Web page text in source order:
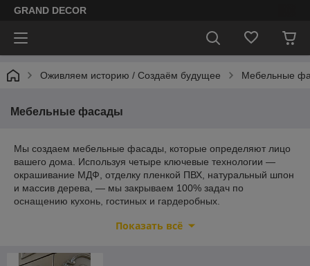
GRAND DECOR
Оживляем историю / Cоздаём будущее Мебельные
Мебельные фасады
Мы создаем мебельные фасады, которые определяют лицо
вашего дома. Используя четыре ключевые технологии —
окрашивание МДФ, отделку пленкой ПВХ, натуральный шпон
и массив дерева, — мы закрываем 100% задач по
оснащению кухонь, гостиных и гардеробных.
Для тех, кто ценит безупречную
гладкость и бесконечность цветовых решений. Наше
и перепадам влажности. Глянец, мат, металлик или
Показать всё